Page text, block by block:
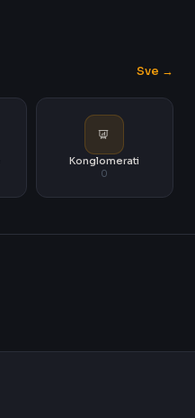
Sve →
Konglomerati
0